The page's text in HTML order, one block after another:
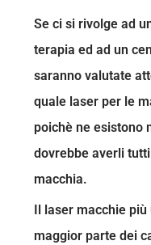
Se ci si rivolge ad
terapia ed ad un
saranno valutate
quale laser per le
poichè ne esistono
dovrebbe averli
macchia.
Il laser macchie
maggior parte dei